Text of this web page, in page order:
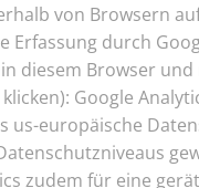
von Browsern
Erfassung durch
diesem Browser
Google
us-europäische
zudem für eine